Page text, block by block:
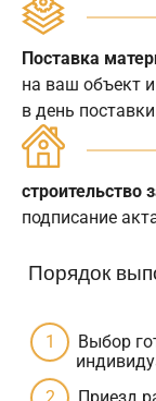
Поставка
на ваш объект
в день поставки
строительство
подписание
Порядок
Выбор